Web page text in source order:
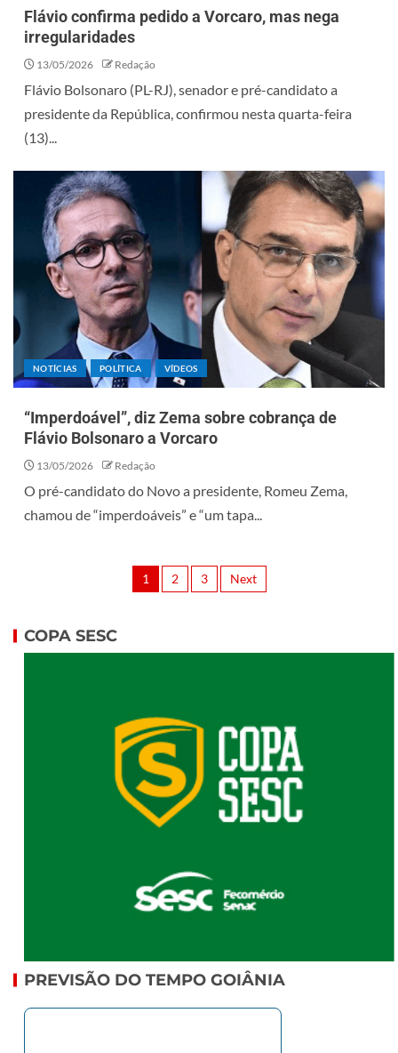
Flávio confirma pedido a Vorcaro, mas nega
irregularidades
13/05/2026 Redação
Flávio Bolsonaro (PL-RJ), senador e pré-candidato a
presidente da República, confirmou nesta quarta-feira
(13)...
NOTÍCIAS POLÍTICA VÍDEOS
“Imperdoável”, diz Zema sobre cobrança de
Flávio Bolsonaro a Vorcaro
13/05/2026 Redação
O pré-candidato do Novo a presidente, Romeu Zema,
chamou de “imperdoáveis” e “um tapa...
1 2 3 Next
COPA SESC
PREVISÃO DO TEMPO GOIÂNIA